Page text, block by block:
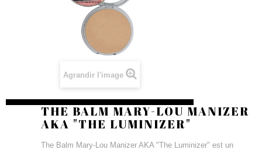
Agrandir l'image
THE BALM MARY-LOU MANIZER
AKA "THE LUMINIZER"
The Balm Mary-Lou Manizer AKA "The Luminizer" est un